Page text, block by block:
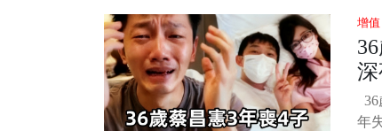
町
震
一
竹
增值
年